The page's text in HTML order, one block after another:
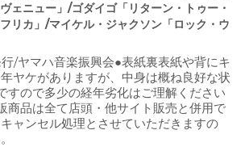
ェニュー」/ゴダイゴ「リターン・トゥー・
リカ」/マイケル・ジャクソン「ロック・ウ
/ヤマハ音楽振興会●表紙裏表紙や背にキ
ヤケがありますが、中身は概ね良好な状
すので多少の経年劣化はご理解ください
商品は全て店頭・他サイト販売と併用で
ャンセル処理とさせていただきますの